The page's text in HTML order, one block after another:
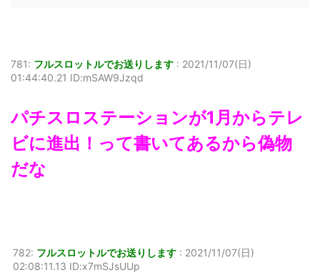
781: フルスロットルでお送りします : 2021/11/07(日)
01:44:40.21 ID:mSAW9Jzqd
パチスロステーションが1月からテレ
ビに進出！って書いてあるから偽物
だな
782: フルスロットルでお送りします : 2021/11/07(日)
02:08:11.13 ID:x7mSJsUUp